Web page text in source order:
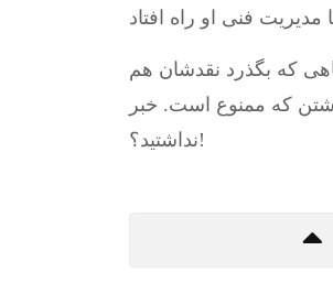
که بگذرد نقدشان هم
که ممنوع است. خبر
نداشتید؟!